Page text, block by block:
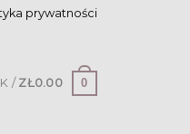
prywatności
/ ZŁ0.00 0